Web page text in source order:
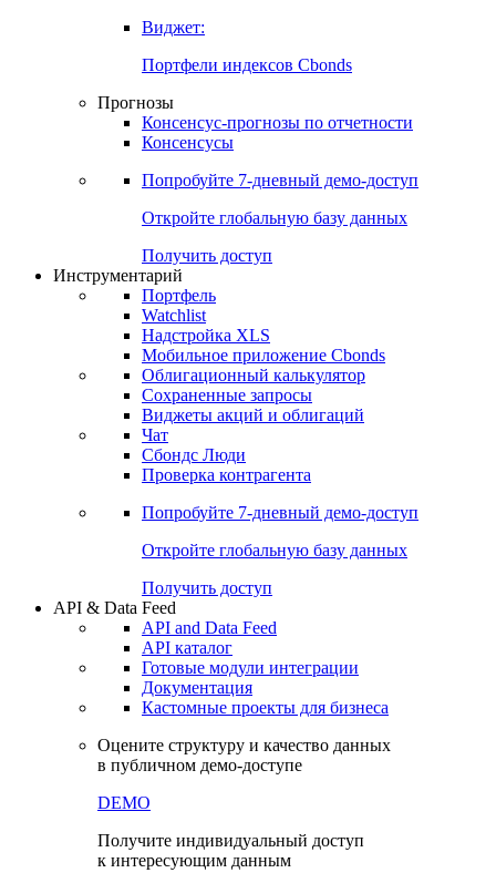
Виджет:
Портфели индексов Cbonds
Прогнозы
Консенсус-прогнозы по отчетности
Консенсусы
Попробуйте 7-дневный демо-доступ
Откройте глобальную базу данных
Получить доступ
Инструментарий
Портфель
Watchlist
Надстройка XLS
Мобильное приложение Cbonds
Облигационный калькулятор
Сохраненные запросы
Виджеты акций и облигаций
Чат
Сбондс Люди
Проверка контрагента
Попробуйте 7-дневный демо-доступ
Откройте глобальную базу данных
Получить доступ
API & Data Feed
API and Data Feed
API каталог
Готовые модули интеграции
Документация
Кастомные проекты для бизнеса
Оцените структуру и качество данных
в публичном демо-доступе
DEMO
Получите индивидуальный доступ
к интересующим данным